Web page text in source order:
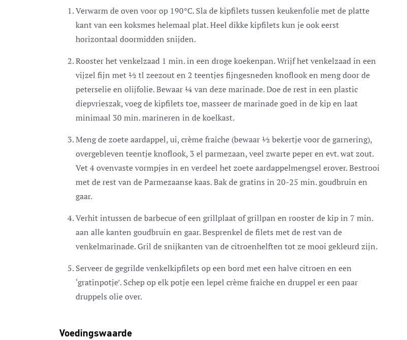
Verwarm de oven voor op 190°C. Sla de kipfilets tussen keukenfolie met de platte
kant van een koksmes helemaal plat. Heel dikke kipfilets kun je ook eerst
horizontaal doormidden snijden.
Rooster het venkelzaad 1 min. in een droge koekenpan. Wrijf het venkelzaad in een
vijzel fijn met ½ tl zeezout en 2 teentjes fijngesneden knoflook en meng door de
peterselie en olijfolie. Bewaar ¼ van deze marinade. Doe de rest in een plastic
diepvrieszak, voeg de kipfilets toe, masseer de marinade goed in de kip en laat
minimaal 30 min. marineren in de koelkast.
Meng de zoete aardappel, ui, crème fraîche (bewaar ½ bekertje voor de garnering),
overgebleven teentje knoflook, 3 el parmezaan, veel zwarte peper en evt. wat zout.
Vet 4 ovenvaste vormpjes in en verdeel het zoete aardappelmengsel erover. Bestrooi
met de rest van de Parmezaanse kaas. Bak de gratins in 20-25 min. goudbruin en
gaar.
Verhit intussen de barbecue of een grillplaat of grillpan en rooster de kip in 7 min.
aan alle kanten goudbruin en gaar. Besprenkel de filets met de rest van de
venkelmarinade. Gril de snijkanten van de citroenhelften tot ze mooi gekleurd zijn.
Serveer de gegrilde venkelkipfilets op een bord met een halve citroen en een
‘gratinpotje’. Schep op elk potje een lepel crème fraîche en druppel er een paar
druppels olie over.
Voedingswaarde